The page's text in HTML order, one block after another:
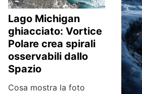
Lago Michigan
ghiacciato: Vortice
Polare crea spirali
osservabili dallo
Spazio
Cosa mostra la foto